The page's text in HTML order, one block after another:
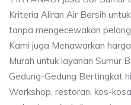
Kriteria Aliran Air Bersih
tanpa mengecewakan
Kami juga Menawarkan
Murah untuk layanan Sumur
Gedung-Gedung Bertingkat
Workshop, restoran, kos-